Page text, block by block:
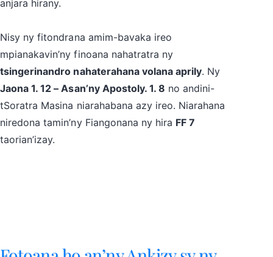
anjara hirany.
Nisy ny fitondrana amim-bavaka ireo
mpianakavin’ny finoana nahatratra ny
tsingerinandro nahaterahana volana aprily. Ny
Jaona 1. 12 – Asan’ny Apostoly. 1. 8 no andini-
tSoratra Masina niarahabana azy ireo. Niarahana
niredona tamin’ny Fiangonana ny hira FF 7
taorian’izay.